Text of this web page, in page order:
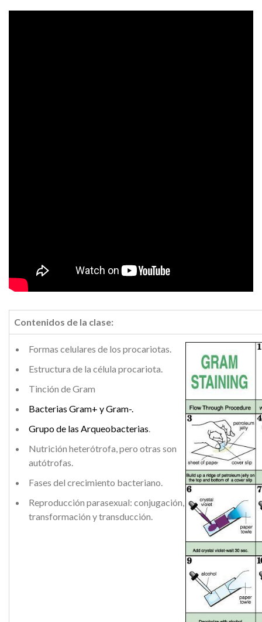
Contenidos de la clase:
Formas celulares de los procariotas.
Estructura de la célula procariota.
Tinción de Gram
Bacterias Gram+ y Gram-.
Grupo de las Arqueobacterias.
Nutrición heterótrofa, pero otras son
autótrofas.
Fases del crecimiento bacteriano.
Reproducción parasexual: conjugación,
transformación y transducción.